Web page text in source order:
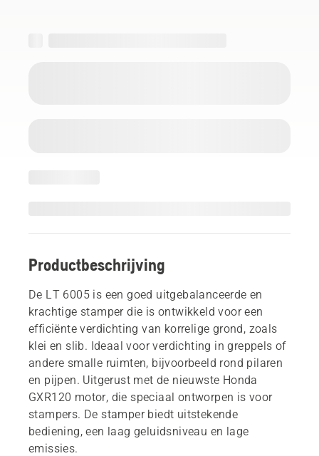
Productbeschrijving
De LT 6005 is een goed uitgebalanceerde en
krachtige stamper die is ontwikkeld voor een
efficiënte verdichting van korrelige grond, zoals
klei en slib. Ideaal voor verdichting in greppels of
andere smalle ruimten, bijvoorbeeld rond pilaren
en pijpen. Uitgerust met de nieuwste Honda
GXR120 motor, die speciaal ontworpen is voor
stampers. De stamper biedt uitstekende
bediening, een laag geluidsniveau en lage
emissies.